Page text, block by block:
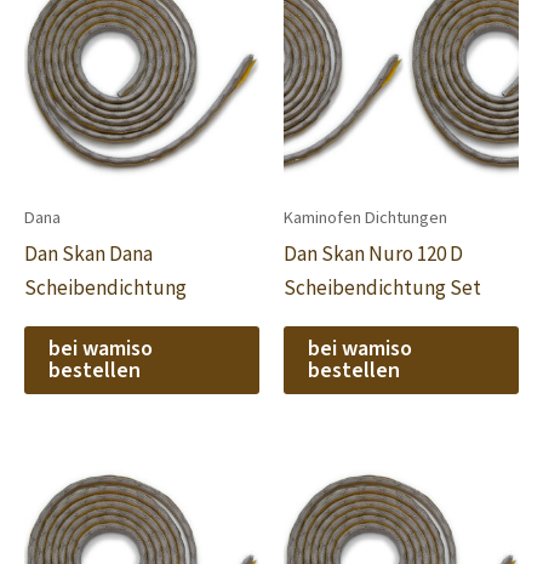
Dana
Dan Skan Dana
Scheibendichtung
bei wamiso
bestellen
Kaminofen Dichtungen
Dan Skan Nuro 120 D
Scheibendichtung Set
bei wamiso
bestellen